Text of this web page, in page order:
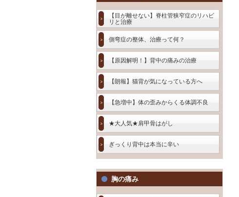
【目が離せない】脊柱管狭窄症のリハビ
リと治療
側弯症の整体、治療って何？
【原因解明！】背中の痛みの治療
【朗報】猫背が気になっている方へ
【急増中】体の歪みからくる体調不良
★大人気★肩甲骨はがし
ぎっくり背中は本当に辛い
胸の痛み